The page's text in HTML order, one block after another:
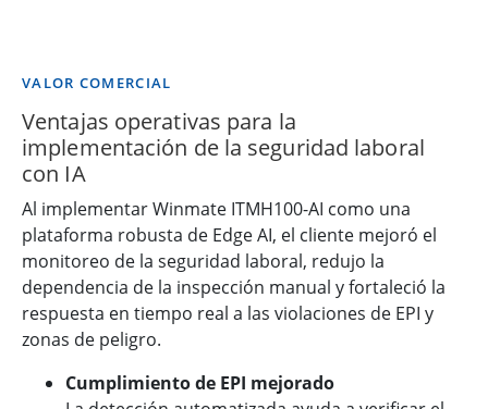
VALOR COMERCIAL
Ventajas operativas para la
implementación de la seguridad laboral
con IA
Al implementar Winmate ITMH100-AI como una
plataforma robusta de Edge AI, el cliente mejoró el
monitoreo de la seguridad laboral, redujo la
dependencia de la inspección manual y fortaleció la
respuesta en tiempo real a las violaciones de EPI y
zonas de peligro.
Cumplimiento de EPI mejorado